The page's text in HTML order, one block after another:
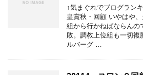
↑気まぐれでブログラン
皇賞秋・回顧 いやはや
組から行かねばならんの
敗。調教上位組も一切複
ルバーグ …